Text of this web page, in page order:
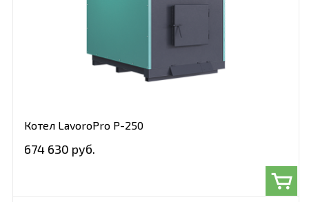
Котел LavoroPro Р-250
674 630 руб.